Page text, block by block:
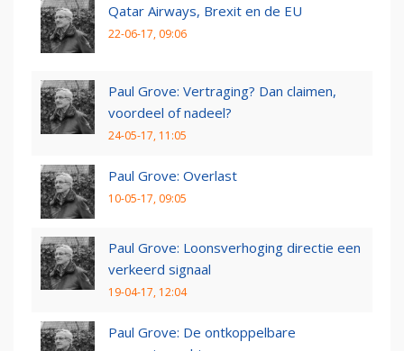
Qatar Airways, Brexit en de EU
22-06-17, 09:06
Paul Grove: Vertraging? Dan claimen,
voordeel of nadeel?
24-05-17, 11:05
Paul Grove: Overlast
10-05-17, 09:05
Paul Grove: Loonsverhoging directie een
verkeerd signaal
19-04-17, 12:04
Paul Grove: De ontkoppelbare